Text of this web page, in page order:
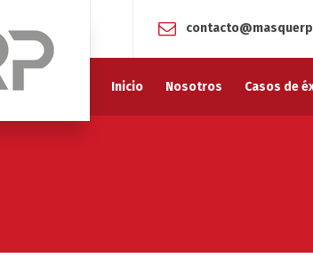
Inicio Nosotros Casos de